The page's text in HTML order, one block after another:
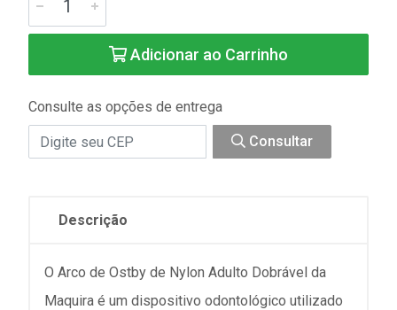
Adicionar ao Carrinho
Consulte as opções de entrega
Consultar
Descrição
O Arco de Ostby de Nylon Adulto Dobrável da
Maquira é um dispositivo odontológico utilizado